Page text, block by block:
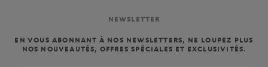
NEWSLETTER
EN VOUS ABONNANT À NOS NEWSLETTERS, NE LOUPEZ PLUS
NOS NOUVEAUTÉS, OFFRES SPÉCIALES ET EXCLUSIVITÉS.